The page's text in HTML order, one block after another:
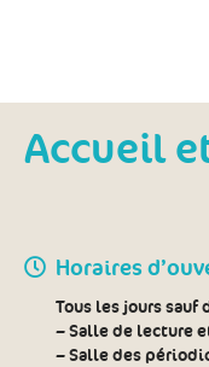
Accueil
Horaires
Tous les jours
– Salle de lecture
– Salle des